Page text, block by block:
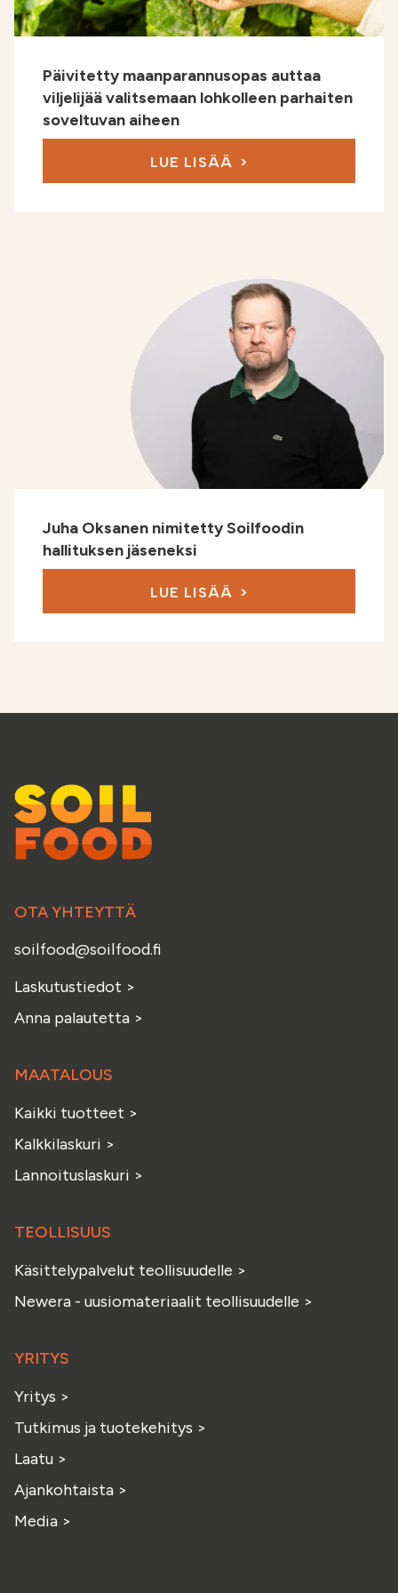
Päivitetty maanparannusopas auttaa
viljelijää valitsemaan lohkolleen parhaiten
soveltuvan aiheen
LUE LISÄÄ
Juha Oksanen nimitetty Soilfoodin
hallituksen jäseneksi
LUE LISÄÄ
OTA YHTEYTTÄ
soilfood@soilfood.fi
Laskutustiedot >
Anna palautetta >
MAATALOUS
Kaikki tuotteet >
Kalkkilaskuri >
Lannoituslaskuri >
TEOLLISUUS
Käsittelypalvelut teollisuudelle >
Newera - uusiomateriaalit teollisuudelle >
YRITYS
Yritys >
Tutkimus ja tuotekehitys >
Laatu >
Ajankohtaista >
Media >